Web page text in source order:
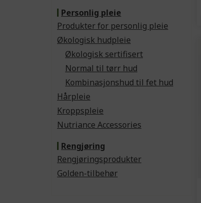
Personlig pleie
Produkter for personlig pleie
Økologisk hudpleie
Økologisk sertifisert
Normal til tørr hud
Kombinasjonshud til fet hud
Hårpleie
Kroppspleie
Nutriance Accessories
Rengjøring
Rengjøringsprodukter
Golden-tilbehør